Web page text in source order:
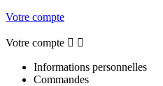
Votre compte
Votre compte  
Informations personnelles
Commandes